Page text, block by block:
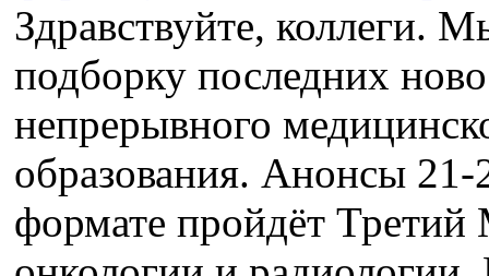
Здравствуйте, коллеги.
подборку последних
непрерывного
образования. Анонсы 21-
формате пройдёт